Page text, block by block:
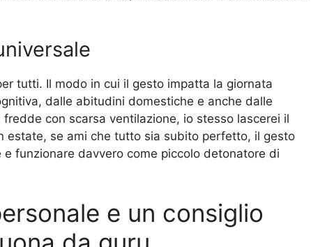
tutti. Il modo in cui il gesto impatta la giornata
dalle abitudini domestiche e anche dalle
con scarsa ventilazione, io stesso lascerei il
estate, se ami che tutto sia subito perfetto, il gesto
funzionare davvero come piccolo detonatore di
e un consiglio